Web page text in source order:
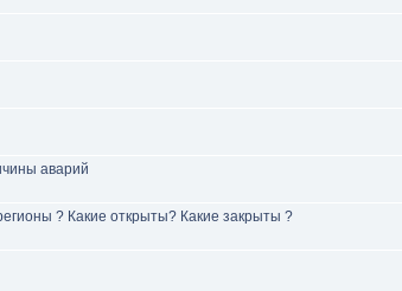
аварий
? Какие открыты? Какие закрыты ?